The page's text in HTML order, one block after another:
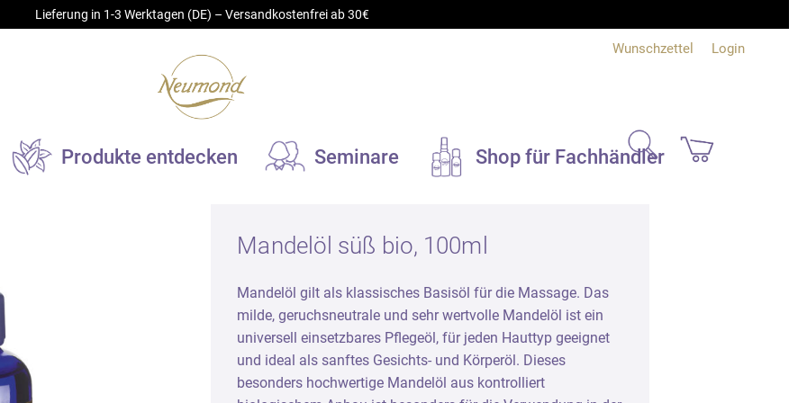
Lieferung in 1-3 Werktagen (DE) – Versandkostenfrei ab 30€
Wunschzettel Login
Produkte entdecken
und Massageöle
und Balsame
Kerzen und Duftlampen
Spezialreiniger für Duftgeräte
Aromastick
Duftkeramik
Bücher und Info
Bücher
Produktinfo
Seminare Shop für Fachhändlersearch
Mandelöl süß bio, 100ml
Mandelöl gilt als klassisches Basisöl für die Massage. Das
milde, geruchsneutrale und sehr wertvolle Mandelöl ist ein
universell einsetzbares Pflegeöl, für jeden Hauttyp geeignet
und ideal als sanftes Gesichts- und Körperöl. Dieses
besonders hochwertige Mandelöl aus kontrolliert